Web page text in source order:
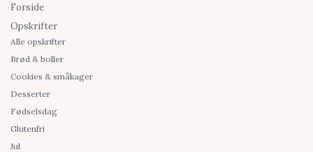
Forside
Opskrifter
Alle opskrifter
Brød & boller
Cookies & småkager
Desserter
Fødselsdag
Glutenfri
Jul